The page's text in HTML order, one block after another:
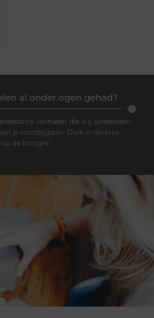
al onder ogen gehad?
verhalen die wij aanbieden
je voorbijgaan. Duik in diverse
de hoogte.